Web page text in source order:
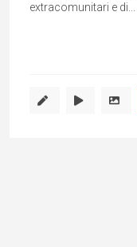
extracomunitari e di...